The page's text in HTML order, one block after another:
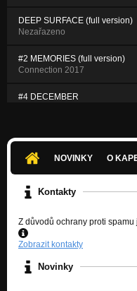
DEEP SURFACE (full version)
Nezařazeno
#2 MEMORIES (full version)
Connection 2017
#4 DECEMBER
NOVINKY O
Kontakty
Z důvodů ochrany proti spamu
Zobrazit kontakty
Novinky